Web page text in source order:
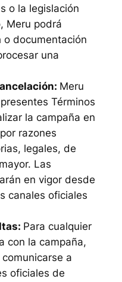
o la legislación
Meru podrá
o documentación
una
Meru
Términos
la campaña en
razones
legales, de
Las
en vigor desde
canales oficiales
Para cualquier
con la campaña,
a
oficiales de